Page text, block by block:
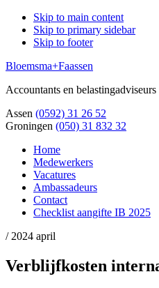
Skip to main content
Skip to primary sidebar
Skip to footer
Bloemsma+Faassen
Accountants en belastingadviseurs
Assen (0592) 31 26 52
Groningen (050) 31 832 32
Home
Medewerkers
Vacatures
Ambassadeurs
Contact
Checklist aangifte IB 2025
/ 2024 april
Verblijfkosten